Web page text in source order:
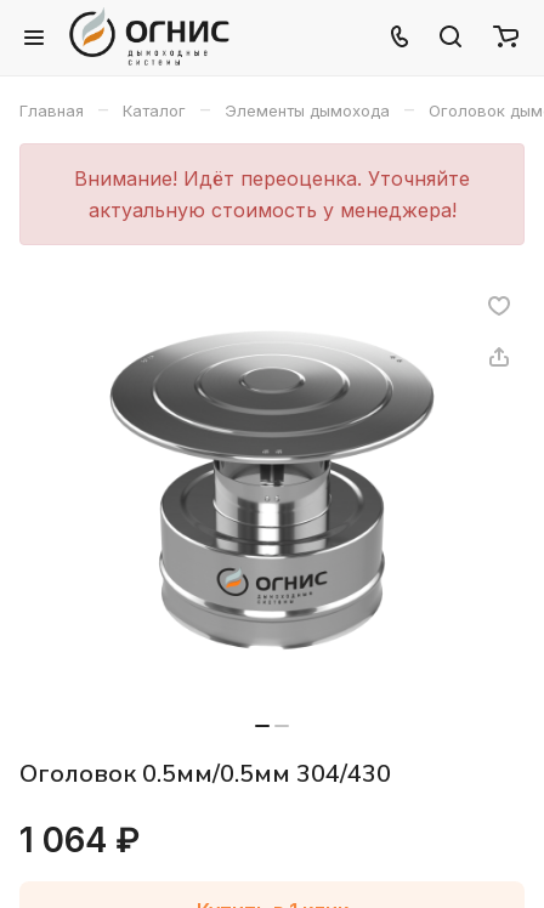
Главная – Каталог – Элементы дымохода – Оголовок
Внимание! Идёт переоценка. Уточняйте
актуальную стоимость у менеджера!
Оголовок 0.5мм/0.5мм 304/430
1 064 ₽